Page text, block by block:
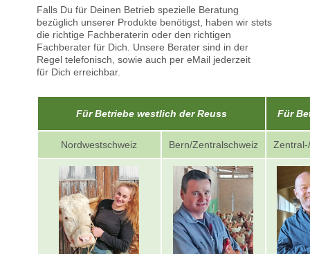
Falls Du für Deinen Betrieb spezielle Beratung
bezüglich unserer Produkte benötigst, haben wir stets
die richtige Fachberaterin oder den richtigen
Fachberater für Dich. Unsere Berater sind in der
Regel telefonisch, sowie auch per eMail jederzeit
für Dich erreichbar.
Für Betriebe westlich der Reuss Für
Nordwestschweiz Bern/Zentralschweiz